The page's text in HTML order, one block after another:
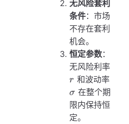
无风险套利
条件：市场
不存在套利
机会。
恒定参数：
无风险利率
r 和波动率
σ 在整个期
限内保持恒
定。